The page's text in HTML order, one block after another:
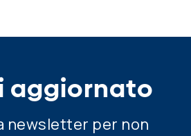
aggiornato
newsletter per non